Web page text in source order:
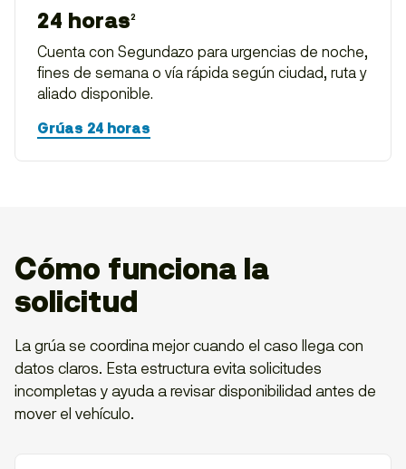
24 horas2
Cuenta con Segundazo para urgencias de noche,
fines de semana o vía rápida según ciudad, ruta y
aliado disponible.
Grúas 24 horas
Cómo funciona la
solicitud
La grúa se coordina mejor cuando el caso llega con
datos claros. Esta estructura evita solicitudes
incompletas y ayuda a revisar disponibilidad antes de
mover el vehículo.